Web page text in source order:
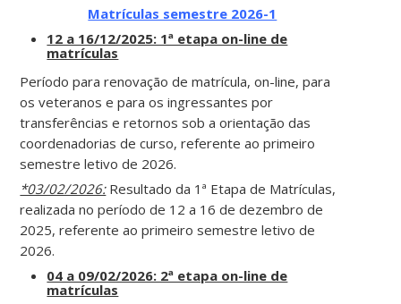
Matrículas semestre 2026-1
12 a 16/12/2025: 1ª etapa on-line de
matrículas
Período para renovação de matrícula, on-line, para
os veteranos e para os ingressantes por
transferências e retornos sob a orientação das
coordenadorias de curso, referente ao primeiro
semestre letivo de 2026.
*03/02/2026:Resultado da 1ª Etapa de Matrículas,
realizada no período de 12 a 16 de dezembro de
2025, referente ao primeiro semestre letivo de
2026.
04 a 09/02/2026: 2ª etapa on-line de
matrículas